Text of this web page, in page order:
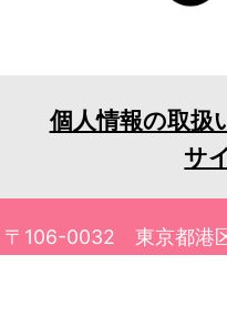
個人情報の取扱
サ
〒106-0032 東京都港